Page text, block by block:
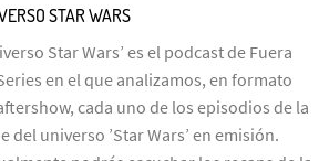
STAR WARS
Star Wars’ es el podcast de Fuera
en el que analizamos, en formato
cada uno de los episodios de la
del universo ’Star Wars’ en emisión.